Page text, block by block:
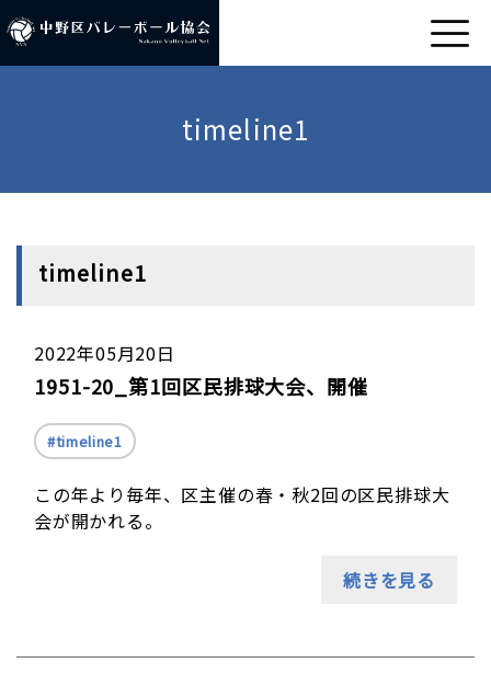
timeline1
timeline1
2022年05月20日
1951-20_第1回区民排球大会、開催
timeline1
この年より毎年、区主催の春・秋2回の区民排球大
会が開かれる。
続きを見る